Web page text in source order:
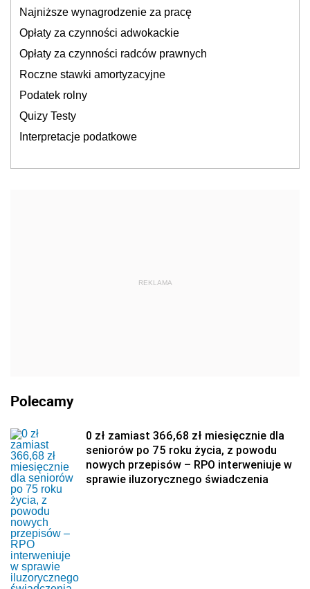
Najniższe wynagrodzenie za pracę
Opłaty za czynności adwokackie
Opłaty za czynności radców prawnych
Roczne stawki amortyzacyjne
Podatek rolny
Quizy Testy
Interpretacje podatkowe
REKLAMA
Polecamy
0 zł zamiast 366,68 zł miesięcznie dla
seniorów po 75 roku życia, z powodu
nowych przepisów – RPO interweniuje w
sprawie iluzorycznego świadczenia